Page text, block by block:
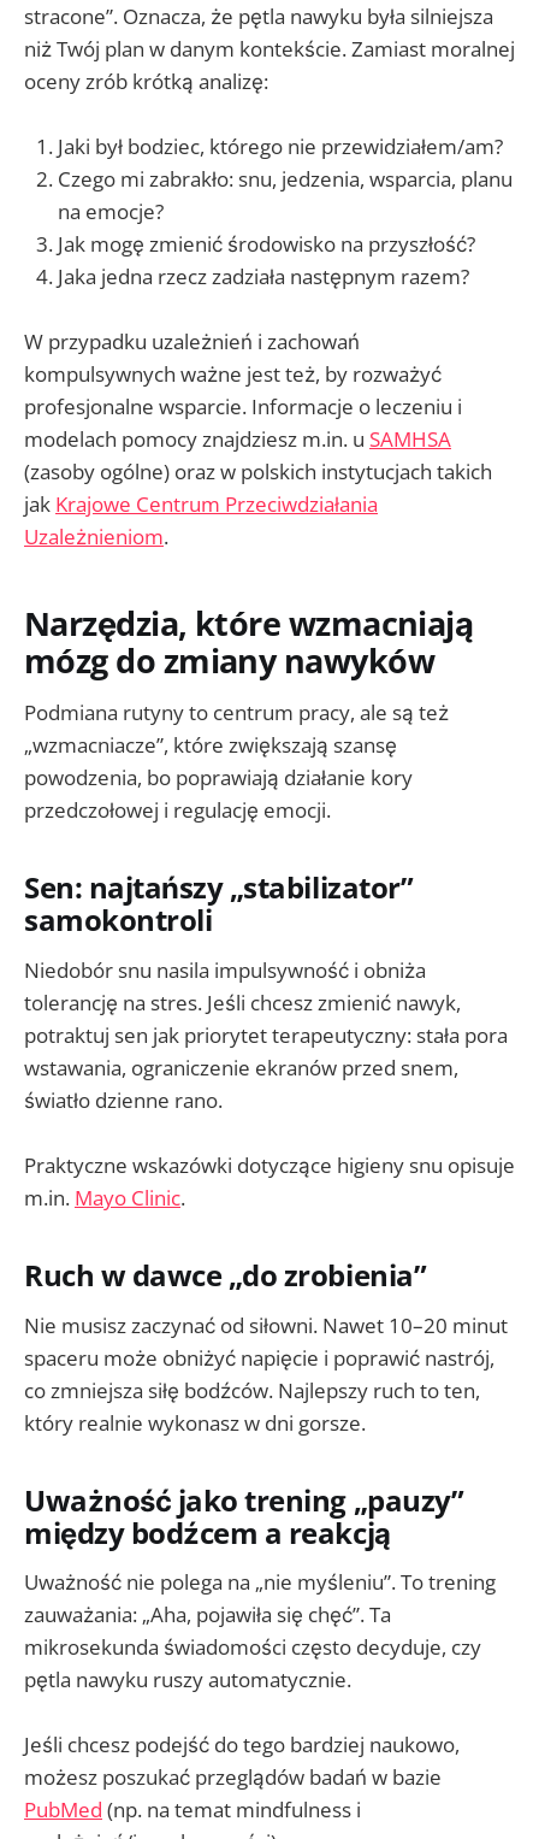
stracone”. Oznacza, że pętla nawyku była silniejsza
niż Twój plan w danym kontekście. Zamiast moralnej
oceny zrób krótką analizę:
Jaki był bodziec, którego nie przewidziałem/am?
Czego mi zabrakło: snu, jedzenia, wsparcia, planu
na emocje?
Jak mogę zmienić środowisko na przyszłość?
Jaka jedna rzecz zadziała następnym razem?
W przypadku uzależnień i zachowań
kompulsywnych ważne jest też, by rozważyć
profesjonalne wsparcie. Informacje o leczeniu i
modelach pomocy znajdziesz m.in. u SAMHSA
(zasoby ogólne) oraz w polskich instytucjach takich
jak Krajowe Centrum Przeciwdziałania
Uzależnieniom.
Narzędzia, które wzmacniają
mózg do zmiany nawyków
Podmiana rutyny to centrum pracy, ale są też
„wzmacniacze”, które zwiększają szansę
powodzenia, bo poprawiają działanie kory
przedczołowej i regulację emocji.
Sen: najtańszy „stabilizator”
samokontroli
Niedobór snu nasila impulsywność i obniża
tolerancję na stres. Jeśli chcesz zmienić nawyk,
potraktuj sen jak priorytet terapeutyczny: stała pora
wstawania, ograniczenie ekranów przed snem,
światło dzienne rano.
Praktyczne wskazówki dotyczące higieny snu opisuje
m.in. Mayo Clinic.
Ruch w dawce „do zrobienia”
Nie musisz zaczynać od siłowni. Nawet 10–20 minut
spaceru może obniżyć napięcie i poprawić nastrój,
co zmniejsza siłę bodźców. Najlepszy ruch to ten,
który realnie wykonasz w dni gorsze.
Uważność jako trening „pauzy”
między bodźcem a reakcją
Uważność nie polega na „nie myśleniu”. To trening
zauważania: „Aha, pojawiła się chęć”. Ta
mikrosekunda świadomości często decyduje, czy
pętla nawyku ruszy automatycznie.
Jeśli chcesz podejść do tego bardziej naukowo,
możesz poszukać przeglądów badań w bazie
PubMed (np. na temat mindfulness i